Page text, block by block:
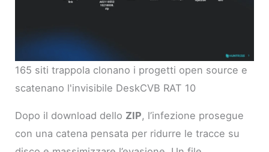
165 siti trappola clonano i progetti open source e
scatenano l'invisibile DeskCVB RAT 10
Dopo il download dello ZIP, l’infezione prosegue
con una catena pensata per ridurre le tracce su